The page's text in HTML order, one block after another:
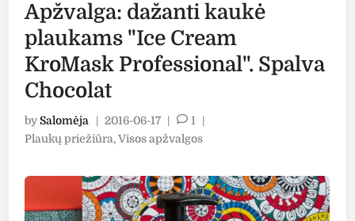
Apžvalga: dažanti kaukė
plaukams "Ice Cream
KroMask Professional". Spalva
Chocolat
bySalomėja 2016-06-17 1
Posted
Plaukų priežiūra,Visos apžvalgos